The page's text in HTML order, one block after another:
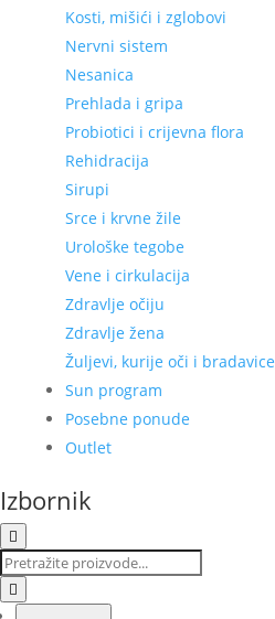
Kosti, mišići i zglobovi
Nervni sistem
Nesanica
Prehlada i gripa
Probiotici i crijevna flora
Rehidracija
Sirupi
Srce i krvne žile
Urološke tegobe
Vene i cirkulacija
Zdravlje očiju
Zdravlje žena
Žuljevi, kurije oči i bradavice
Sun program
Posebne ponude
Outlet
Izbornik